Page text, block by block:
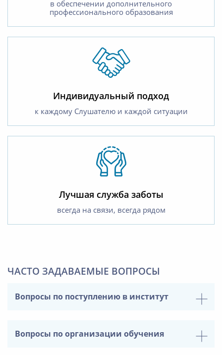
в обеспечении дополнительного
профессионального образования
Индивидуальный подход
к каждому Слушателю и каждой ситуации
Лучшая служба заботы
всегда на связи, всегда рядом
ЧАСТО ЗАДАВАЕМЫЕ ВОПРОСЫ
Вопросы по поступлению в институт
Вопросы по организации обучения